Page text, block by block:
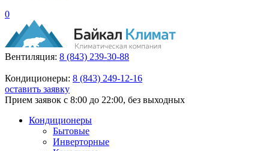
0
Вентиляция: 8 (843) 239-30-88
Кондиционеры: 8 (843) 249-12-16
оставить заявку
Прием заявок с 8:00 до 22:00, без выходных
Кондиционеры
Бытовые
Инверторные